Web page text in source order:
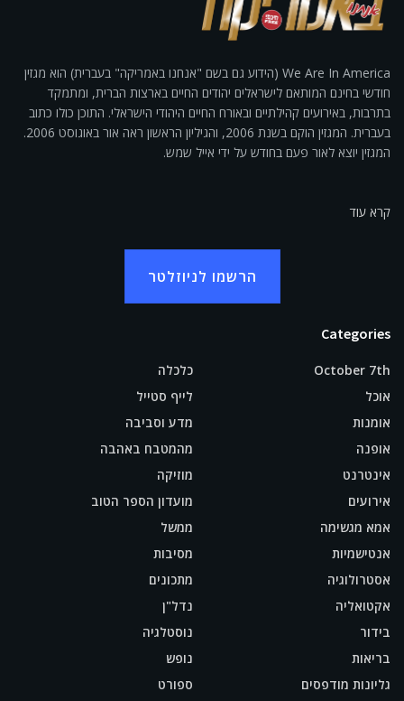
We Are In America (הידוע גם בשם "אנחנו באמריקה" בעברית) הוא מגזין
חודשי בחינם המותאם לישראלים יהודים החיים בארצות הברית, ומתמקד
בתרבות, באירועים קהילתיים ובאורח החיים היהודי הישראלי. התוכן כולו כתוב
בעברית. המגזין הוקם בשנת 2006, והגיליון הראשון ראה אור באוגוסט 2006.
המגזין יוצא לאור פעם בחודש על ידי אייל שמש.
קרא עוד
הרשמו לניוזלטר
Categories
October 7th
אוכל
אומנות
אופנה
אינטרנט
אירועים
אמא מגשימה
אנטישמיות
אסטרולוגיה
אקטואליה
בידור
בריאות
גליונות מודפסים
כלכלה
לייף סטייל
מדע וסביבה
מהמטבח באהבה
מוזיקה
מועדון הספר הטוב
ממשל
מסיבות
מתכונים
נדל"ן
נוסטלגיה
נופש
ספורט